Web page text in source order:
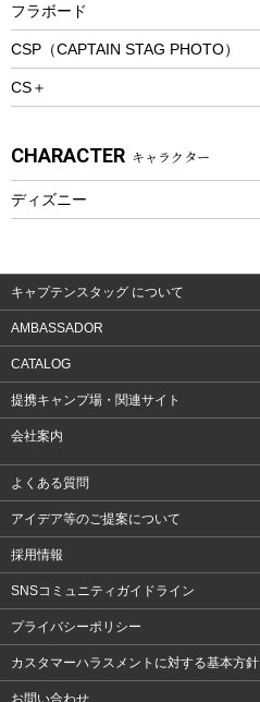
トレッキングアクセサリー
プレイグッズ
ウェルネス
ウェア、タオル
ウェア
フラボード
CSP（CAPTAIN STAG PHOTO）
CS＋
CHARACTER キャラクター
ディズニー
キャプテンスタッグ について
AMBASSADOR
CATALOG
提携キャンプ場・関連サイト
会社案内
よくある質問
アイデア等のご提案について
採用情報
SNSコミュニティガイドライン
プライバシーポリシー
カスタマーハラスメントに対する基本方針
お問い合わせ